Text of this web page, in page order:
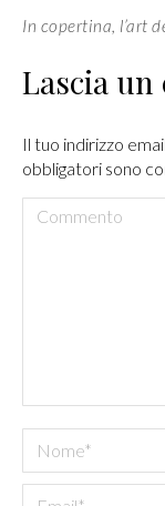
In copertina, l’art
Lascia
Il tuo indirizzo
obbligatori sono
Commento
Nome *
Email *